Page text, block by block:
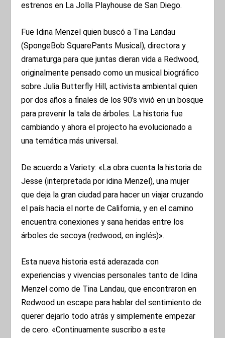
estrenos en La Jolla Playhouse de San Diego.
Fue Idina Menzel quien buscó a Tina Landau
(SpongeBob SquarePants Musical), directora y
dramaturga para que juntas dieran vida a Redwood,
originalmente pensado como un musical biográfico
sobre Julia Butterfly Hill, activista ambiental quien
por dos años a finales de los 90’s vivió en un bosque
para prevenir la tala de árboles. La historia fue
cambiando y ahora el projecto ha evolucionado a
una temática más universal.
De acuerdo a Variety: «La obra cuenta la historia de
Jesse (interpretada por idina Menzel), una mujer
que deja la gran ciudad para hacer un viajar cruzando
el país hacia el norte de California, y en el camino
encuentra conexiones y sana heridas entre los
árboles de secoya (redwood, en inglés)».
Esta nueva historia está aderazada con
experiencias y vivencias personales tanto de Idina
Menzel como de Tina Landau, que encontraron en
Redwood un escape para hablar del sentimiento de
querer dejarlo todo atrás y simplemente empezar
de cero. «Continuamente suscribo a este